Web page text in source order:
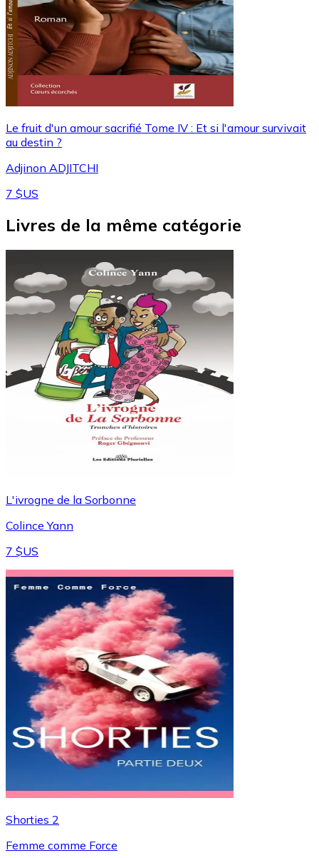
Le fruit d'un amour sacrifié Tome IV : Et si l'amour survivait
au destin ?
Adjinon ADJITCHI
7 $US
Livres de la même catégorie
L'ivrogne de la Sorbonne
Colince Yann
7 $US
Shorties 2
Femme comme Force